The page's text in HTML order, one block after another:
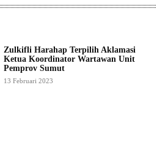
Zulkifli Harahap Terpilih Aklamasi
Ketua Koordinator Wartawan Unit
Pemprov Sumut
13 Februari 2023